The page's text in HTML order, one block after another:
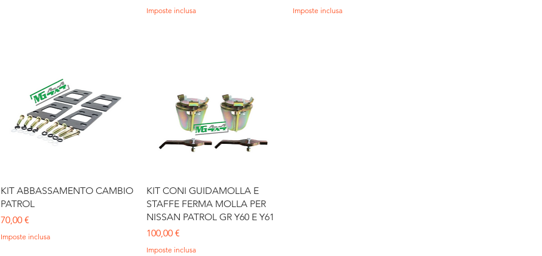
Imposte inclusa Imposte inclusa
Vista rapida
KIT ABBASSAMENTO CAMBIO
PATROL
Prezzo
70,00 €
Imposte inclusa
Vista rapida
KIT CONI GUIDAMOLLA E
STAFFE FERMA MOLLA PER
NISSAN PATROL GR Y60 E Y61
Prezzo
100,00 €
Imposte inclusa